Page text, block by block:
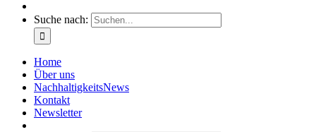
Suche nach:
Home
Über uns
NachhaltigkeitsNews
Kontakt
Newsletter